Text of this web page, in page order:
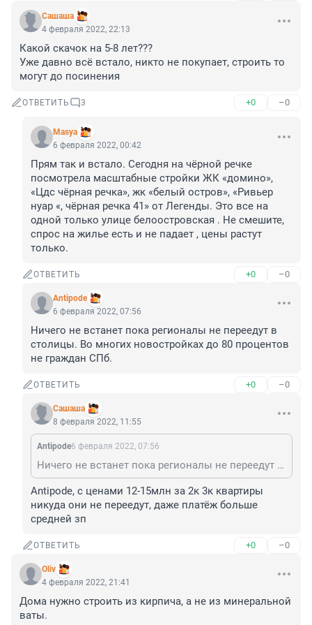
Сашаша
4 февраля 2022, 22:13
Какой скачок на 5-8 лет???
Уже давно всё встало, никто не покупает, строить то
могут до посинения
ОТВЕТИТЬ 3 +0 –0
Masya
6 февраля 2022, 00:42
Прям так и встало. Сегодня на чёрной речке
посмотрела масштабные стройки ЖК «домино»,
«Цдс чёрная речка», жк «белый остров», «Ривьер
нуар «, чёрная речка 41» от Легенды. Это все на
одной только улице белоостровская . Не смешите,
спрос на жилье есть и не падает , цены растут
только.
ОТВЕТИТЬ +0 –0
Antipode
6 февраля 2022, 07:56
Ничего не встанет пока регионалы не переедут в
столицы. Во многих новостройках до 80 процентов
не граждан СПб.
ОТВЕТИТЬ +0 –0
Сашаша
8 февраля 2022, 11:55
Antipode6 февраля 2022, 07:56
Ничего не встанет пока регионалы не переедут в столицы. Во многих новостройках до 80 процентов не граждан СПб.
Antipode, с ценами 12-15млн за 2к 3к квартиры
никуда они не переедут, даже платёж больше
средней зп
ОТВЕТИТЬ +0 –0
Oliv
4 февраля 2022, 21:41
Дома нужно строить из кирпича, а не из минеральной
ваты.